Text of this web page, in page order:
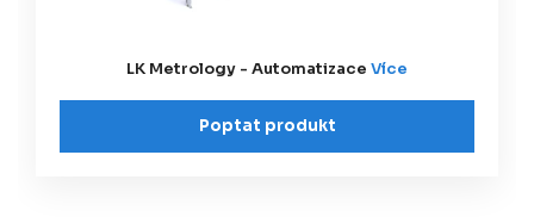
LK Metrology - Automatizace Více
Poptat produkt